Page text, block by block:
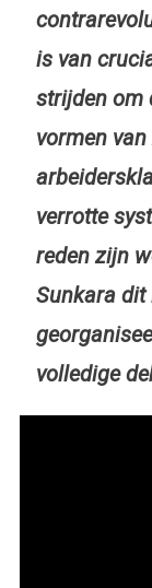
is van
strijden om
vormen
verrotte
reden zijn
Sunkara dit
volledige